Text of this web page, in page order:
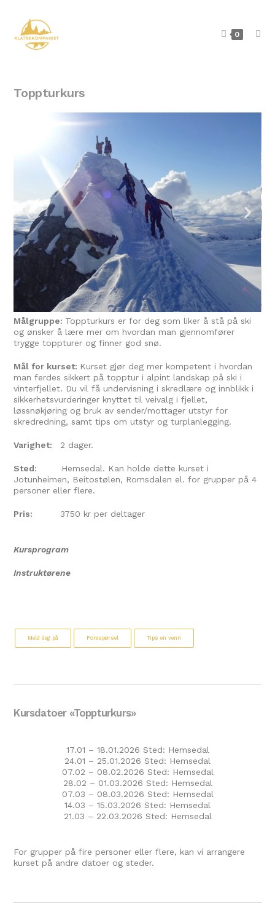
0
Toppturkurs
Målgruppe: Toppturkurs er for deg som liker å stå på ski
og ønsker å lære mer om hvordan man gjennomfører
trygge toppturer og finner god snø.
Mål for kurset: Kurset gjør deg mer kompetent i hvordan
man ferdes sikkert på topptur i alpint landskap på ski i
vinterfjellet. Du vil få undervisning i skredlære og innblikk i
sikkerhetsvurderinger knyttet til veivalg i fjellet,
løssnøkjøring og bruk av sender/mottager utstyr for
skredredning, samt tips om utstyr og turplanlegging.
Varighet: 2 dager.
Sted: Hemsedal. Kan holde dette kurset i
Jotunheimen, Beitostølen, Romsdalen el. for grupper på 4
personer eller flere.
Pris: 3750 kr per deltager
Kursprogram
Instruktørene
Meld deg på Forespørsel Tips en venn
Kursdatoer «Toppturkurs»
17.01 – 18.01.2026 Sted: Hemsedal
24.01 – 25.01.2026 Sted: Hemsedal
07.02 – 08.02.2026 Sted: Hemsedal
28.02 – 01.03.2026 Sted: Hemsedal
07.03 – 08.03.2026 Sted: Hemsedal
14.03 – 15.03.2026 Sted: Hemsedal
21.03 – 22.03.2026 Sted: Hemsedal
For grupper på fire personer eller flere, kan vi arrangere
kurset på andre datoer og steder.